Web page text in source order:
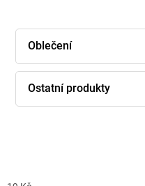
Oblečení
Ostatní produkty